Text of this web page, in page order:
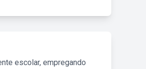
escolar, empregando